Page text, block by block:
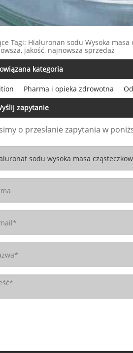
Tagi: Hialuronan sodu Wysoka
jakość, najnowsza sprzedaż
kategoria
Pharma i opieka zdrowotna
zapytanie
o przesłanie zapytania w